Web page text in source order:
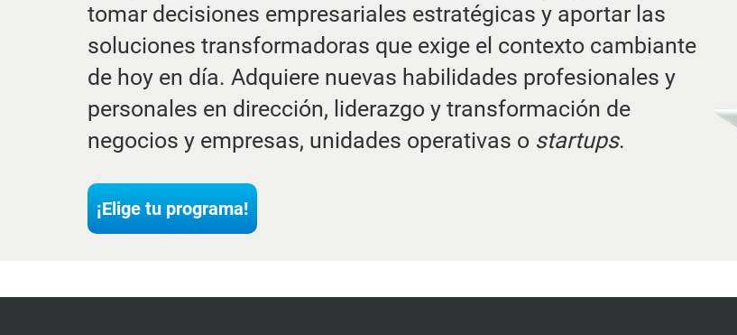
tomar decisiones empresariales estratégicas y aportar las
soluciones transformadoras que exige el contexto cambiante
de hoy en día. Adquiere nuevas habilidades profesionales y
personales en dirección, liderazgo y transformación de
negocios y empresas, unidades operativas o startups.
¡Elige tu programa!